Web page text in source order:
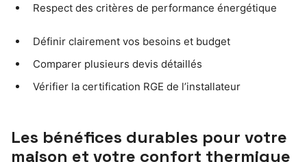
Respect des critères de performance énergétique
Définir clairement vos besoins et budget
Comparer plusieurs devis détaillés
Vérifier la certification RGE de l’installateur
Les bénéfices durables pour votre
maison et votre confort thermique